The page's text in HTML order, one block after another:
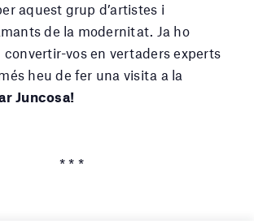
aquest grup d’artistes i
de la modernitat. Ja ho
convertir-vos en vertaders experts
heu de fer una visita a la
Juncosa!
* * *